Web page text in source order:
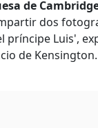
de
dos
príncipe Luis',
de Kensington.